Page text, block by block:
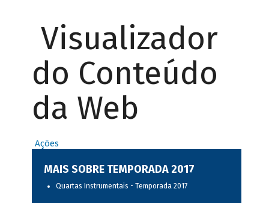
Visualizador
do Conteúdo
da Web
Ações
MAIS SOBRE TEMPORADA 2017
Quartas Instrumentais - Temporada 2017